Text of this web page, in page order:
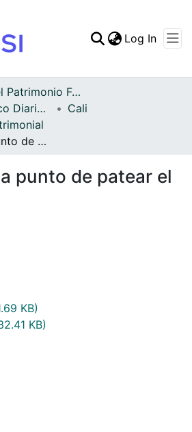
Statistics
Log In
Archivo del Patrimonio Fotográfico y Fílmico del Valle del Cauca
Fondo Fotográfico Diario Occidente
Cali
Víctor Lugo a punto de patear el balón
punto de patear el
KB)
KB)